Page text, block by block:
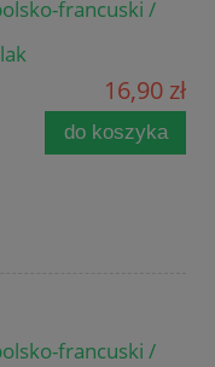
francuski /
16,90 zł
do koszyka
francuski /